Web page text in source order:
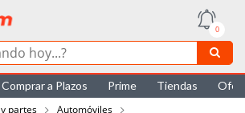
0
Comprar a Plazos Prime Tiendas
partes
Automóviles